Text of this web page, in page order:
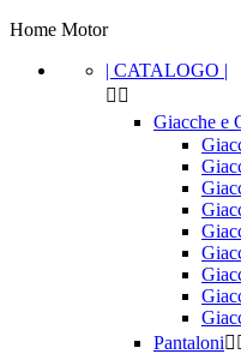
3
Home Motor
| CATALOGO |
 
Giacche e
Pantaloni